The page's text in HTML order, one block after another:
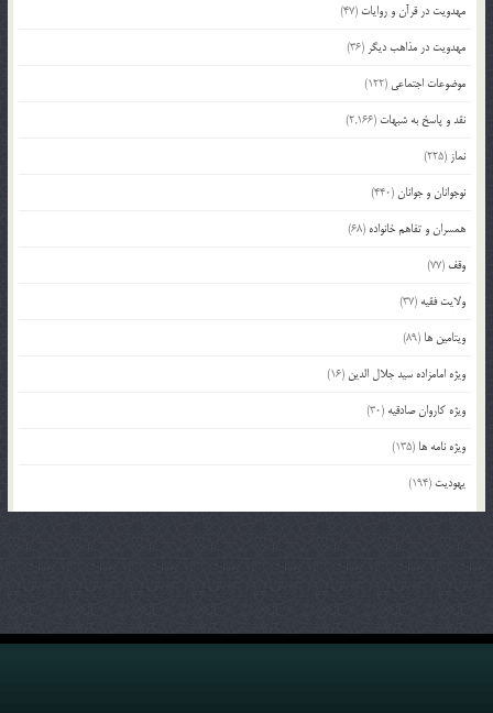
مهدویت در قرآن و روایات (47)
مهدویت در مذاهب دیگر (36)
موضوعات اجتماعی (122)
نقد و پاسخ به شبهات (2,166)
نماز (225)
نوجوانان و جوانان(440)
همسران و تفاهم خانواده (68)
وقف (77)
ولایت فقیه (37)
ویتامین ها (89)
ویژه امامزاده سید جلال الدین (16)
ویژه کاروان صادقیه (30)
ویژه نامه ها (135)
یهودیت (194)